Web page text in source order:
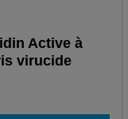
Active à
virucide